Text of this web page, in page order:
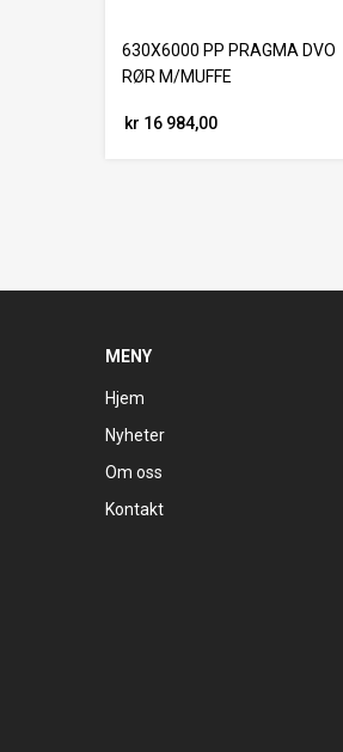
630X6000 PP PRAGMA DVO
RØR M/MUFFE
kr 16 984,00
MENY
Hjem
Nyheter
Om oss
Kontakt